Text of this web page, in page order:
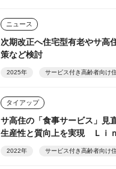
ニュース
次期改正へ住宅型有老やサ高
策など検討
2025年 サービス付き高齢者向け
タイアップ
サ高住の「食事サービス」
生産性と質向上を実現 Ｌｉ
2022年 サービス付き高齢者向け